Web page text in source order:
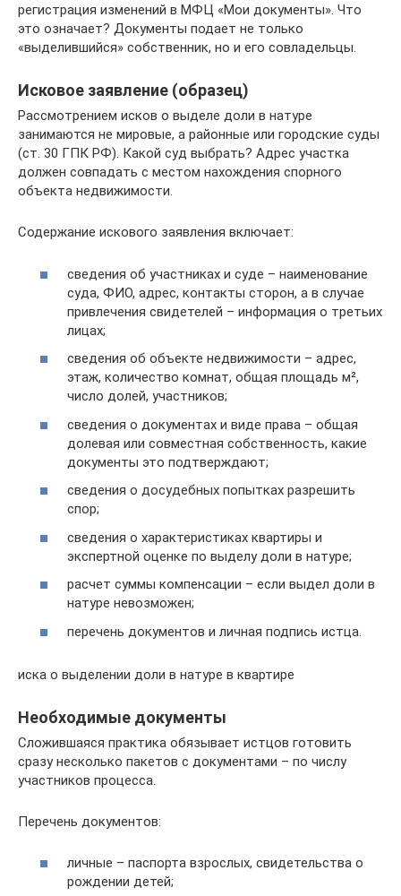
регистрация изменений в МФЦ «Мои документы». Что
это означает? Документы подает не только
«выделившийся» собственник, но и его совладельцы.
Исковое заявление (образец)
Рассмотрением исков о выделе доли в натуре
занимаются не мировые, а районные или городские суды
(ст. 30 ГПК РФ). Какой суд выбрать? Адрес участка
должен совпадать с местом нахождения спорного
объекта недвижимости.
Содержание искового заявления включает:
сведения об участниках и суде – наименование
суда, ФИО, адрес, контакты сторон, а в случае
привлечения свидетелей – информация о третьих
лицах;
сведения об объекте недвижимости – адрес,
этаж, количество комнат, общая площадь м²,
число долей, участников;
сведения о документах и виде права – общая
долевая или совместная собственность, какие
документы это подтверждают;
сведения о досудебных попытках разрешить
спор;
сведения о характеристиках квартиры и
экспертной оценке по выделу доли в натуре;
расчет суммы компенсации – если выдел доли в
натуре невозможен;
перечень документов и личная подпись истца.
иска о выделении доли в натуре в квартире
Необходимые документы
Сложившаяся практика обязывает истцов готовить
сразу несколько пакетов с документами – по числу
участников процесса.
Перечень документов:
личные – паспорта взрослых, свидетельства о
рождении детей;